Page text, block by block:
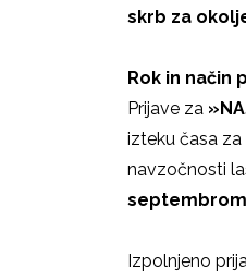
skrb za
Rok in način
Prijave za
izteku časa
navzočnosti
septembrom
Izpolnjeno